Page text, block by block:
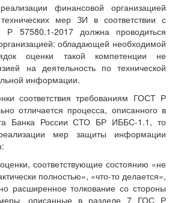
финансовой организацией
мер ЗИ в соответствии с
Р 57580.1-2017 должна проводиться
обладающей необходимой
оценки такой компетенции не
на деятельность по технической
информации.
соответствия требованиям ГОСТ Р
отличается процесса, описанного в
Банка России СТО БР ИББС-1.1, то
мер защиты информации
соответствующие состоянию «не
полностью», «что-то делается»,
расширенное толкование со стороны
описанные в разделе 7 ГОС Р